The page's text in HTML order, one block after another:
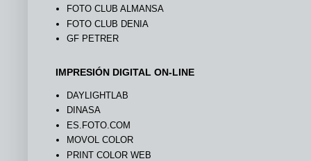
FOTO CLUB ALMANSA
FOTO CLUB DENIA
GF PETRER
IMPRESIÓN DIGITAL ON-LINE
DAYLIGHTLAB
DINASA
ES.FOTO.COM
MOVOL COLOR
PRINT COLOR WEB